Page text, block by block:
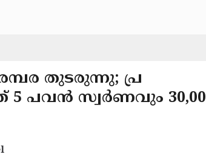
തുടരുന്നു; പ്ര
5 പവൻ സ്വർണവും 30,00